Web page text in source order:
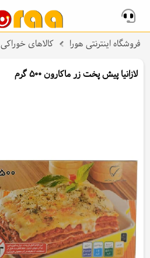
فروشگاه اینترنتی هورا کالاهای خوراکی
لازانیا پیش پخت زر ماکارون 500 گرم